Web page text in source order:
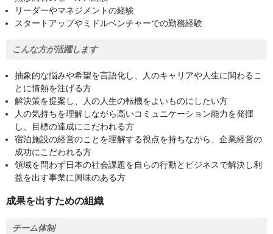
リーダーやマネジメントの経験
スタートアップやミドルベンチャーでの勤務経験
こんな方が活躍します
抽象的な悩みや希望を言語化し、人のキャリアや人生に関わるこ
とに情熱を注げる方
解決策を提案し、人の人生の転機をよいものにしたい方
人の気持ちを理解しながら高いコミュニケーション能力を発揮
し、目標の達成にこだわれる方
宿泊施設の経営のことを理解する視点を持ちながら、企業経営の
成功にこだわれる方
領域を問わず日本の社会課題を自らの行動とビジネスで解決し利
益を出す事業に興味のある方
成果を出すための組織
チーム体制